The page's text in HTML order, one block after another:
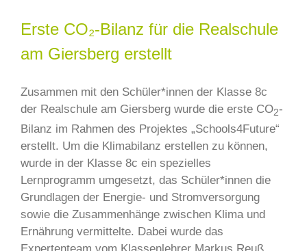
Erste CO₂-Bilanz für die Realschule
am Giersberg erstellt
Zusammen mit den Schüler*innen der Klasse 8c
der Realschule am Giersberg wurde die erste CO2-
Bilanz im Rahmen des Projektes „Schools4Future“
erstellt. Um die Klimabilanz erstellen zu können,
wurde in der Klasse 8c ein spezielles
Lernprogramm umgesetzt, das Schüler*innen die
Grundlagen der Energie- und Stromversorgung
sowie die Zusammenhänge zwischen Klima und
Ernährung vermittelte. Dabei wurde das